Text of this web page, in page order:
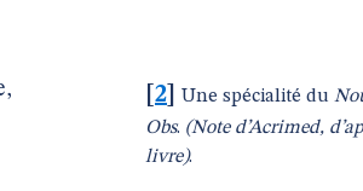
2 Une spécialité du
Obs. (Note d’Acrimed,
livre).